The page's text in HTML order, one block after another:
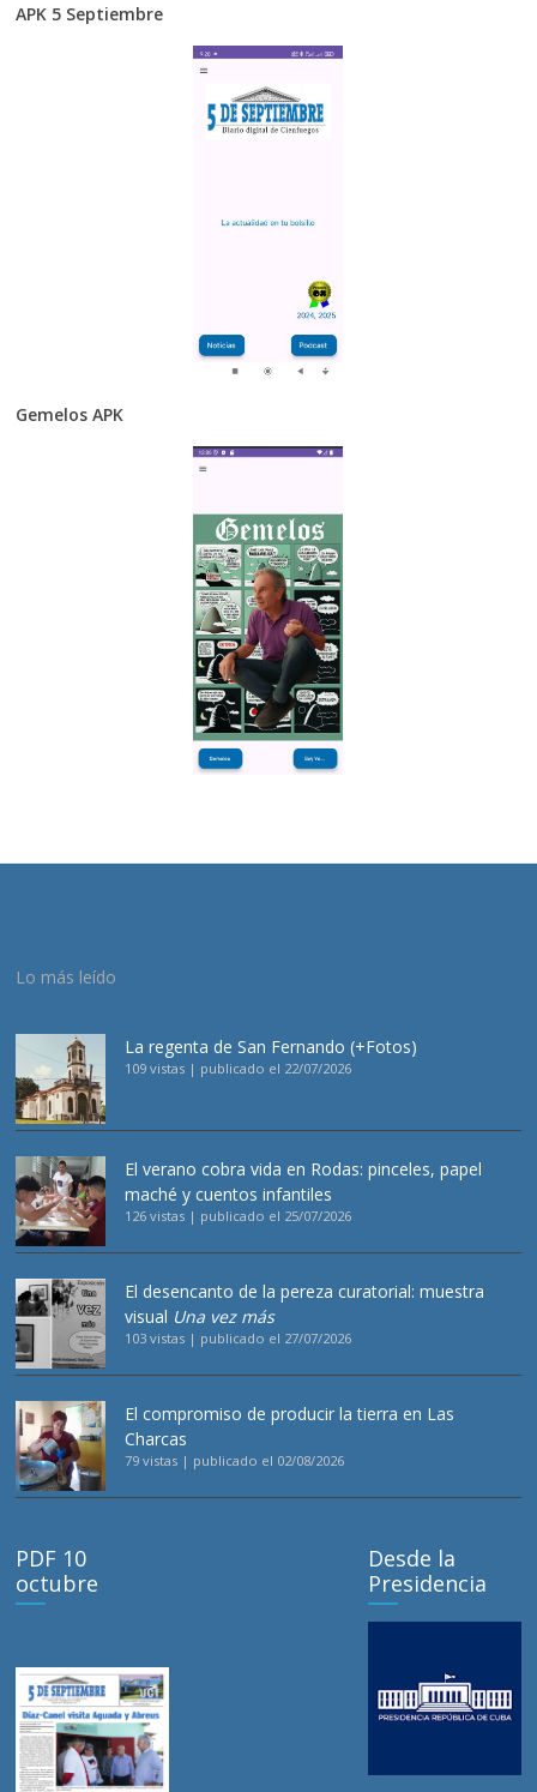
APK 5 Septiembre
Gemelos APK
Lo más leído
La regenta de San Fernando (+Fotos)
109 vistas | publicado el 22/07/2026
El verano cobra vida en Rodas: pinceles, papel
maché y cuentos infantiles
126 vistas | publicado el 25/07/2026
El desencanto de la pereza curatorial: muestra
visual Una vez más
103 vistas | publicado el 27/07/2026
El compromiso de producir la tierra en Las
Charcas
79 vistas | publicado el 02/08/2026
PDF 10
octubre
Desde la
Presidencia